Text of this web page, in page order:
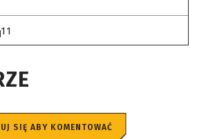
11
SIĘ ABY KOMENTOWAĆ